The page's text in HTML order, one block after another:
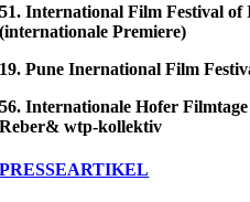
51. International Film Festival of
(internationale Premiere)
19. Pune Inernational Film
56. Internationale Hofer
Reber& wtp-kollektiv
PRESSEARTIKEL